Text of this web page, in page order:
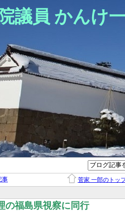
議員 かんけ
事 菅家 一郎のトッ
の福島県視察に同行